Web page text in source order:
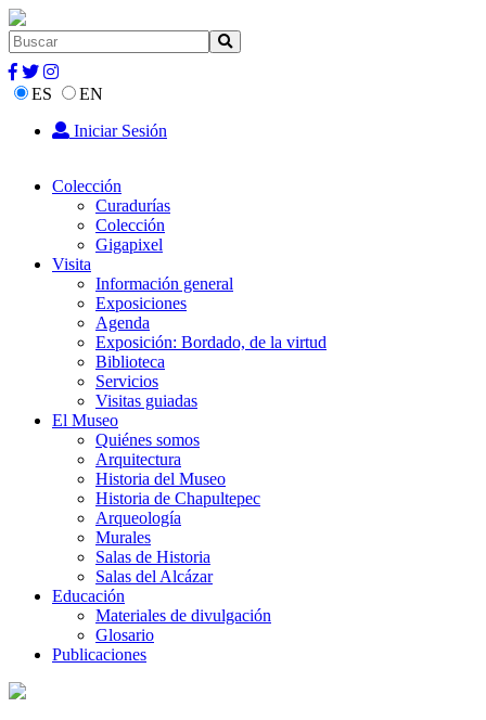
ES
EN
Iniciar Sesión
Colección
Curadurías
Colección
Gigapixel
Visita
Información general
Exposiciones
Agenda
Exposición: Bordado, de la virtud
Biblioteca
Servicios
Visitas guiadas
El Museo
Quiénes somos
Arquitectura
Historia del Museo
Historia de Chapultepec
Arqueología
Murales
Salas de Historia
Salas del Alcázar
Educación
Materiales de divulgación
Glosario
Publicaciones